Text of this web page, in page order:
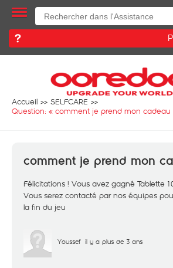
Accueil
SELFCARE
Question: « comment je prend mon cadeau
comment je prend mon
Félicitations ! Vous avez gagné Tablette
Vous serez contacté par nos équipes
la fin du jeu
Youssef il y a plus de 3 ans